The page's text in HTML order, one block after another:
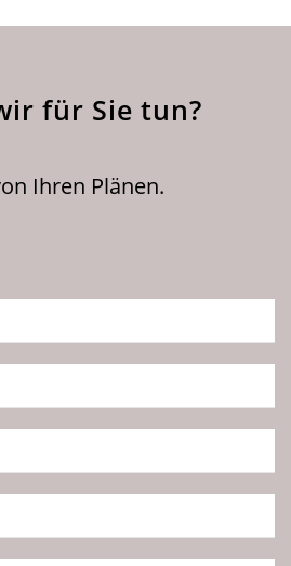
für Sie tun?
Ihren Plänen.